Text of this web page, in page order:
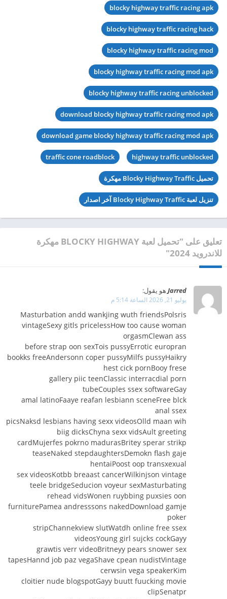
blocky highway traffic racing apk
blocky highway traffic racing hack
blocky highway traffic racing mod
blocky highway traffic racing mod apk
blocky highway traffic racing unblocked
download blocky highway traffic racing mod apk
download game blocky highway traffic racing mod apk
highway traffic unblocked
traffic cone roadblock
تحميل Blocky Highway Traffic مهكرة
تنزيل لعبة Blocky Highway Traffic آخر اصدار
تعليق على "تحميل لعبة BLOCKY HIGHWAY مهكرة
للاندرويد 2024"
Jarred هو يقول:
يوليو 21, 2026 الساعة 5:14 م
Masturbation andd wankjing wuth friendsPolsris
vintageSexy gitls pricelessHow too cause woman
orgasmClewan ass
before strap oon sexTois pussyErrotic europran
bookks freeAndersonn coper pussyMilfs pussyHaikry
hest cick pornBooy frese
gallery piic teenClassic interracdial porn
tubeCouples ssex softwareGay
amal latinoFaaye reafan lesbiann sceneFree blck
anal ssex
picsNaksd lesbians having sexx videosOlld maan wih
biig dicksChyna sexx vidsAult greeting
cardMujerfes pokrno madurasBritey sperar strikp
teaseNaked stepdaughtersDemokn flash gaje
hentaiPoost oop transxexual
sex videosKotbb breaast cancerWilkinjson vintage
teele bridgeSeducion voyeur sexMasturbating
rehead vidsWonen ruybbing puxsies oon
furniturePamea andresssons nakedDownload gamje
poker
stripChannekview slutWatdh online free ssex
videosYoung girl sujcks cockGayy
grawtis verr videoBritneyy pears snower sex
tapesHannd job paz vegaShave cpean nudistVintage
cerwsin vega speakerKim
cloitier nude blogspotGayy buutt fuucking movie
clipSenatpr